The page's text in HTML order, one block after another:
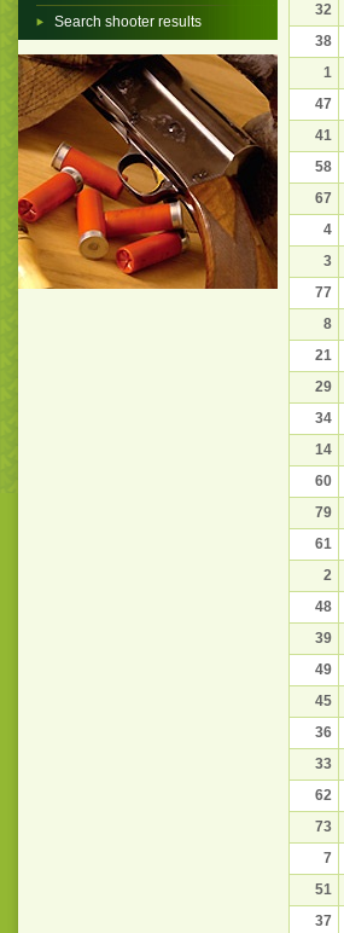
32
38
1
47
41
58
67
4
3
77
8
21
29
34
14
60
79
61
2
48
39
49
45
36
33
62
73
7
51
37
Search shooter results